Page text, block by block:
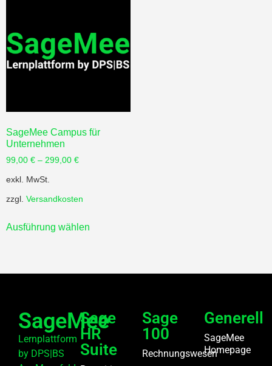
SageMee Campus für
Unternehmen
99,00 € – 299,00 €
exkl. MwSt.
zzgl. Versandkosten
Ausführung wählen
SageMee
Lernplattform
by DPS|BS
Sage
HR
Suite
Sage
100
Rechnungswesen
Generell
SageMee
Homepage